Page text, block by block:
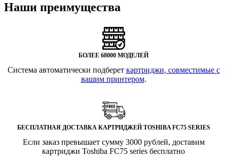
Наши преимущества
БОЛЕЕ 68000 МОДЕЛЕЙ
Система автоматически подберет картриджи, совместимые с
вашим принтером.
БЕСПЛАТНАЯ ДОСТАВКА КАРТРИДЖЕЙ TOSHIBA FC75 SERIES
Если заказ превышает сумму 3000 рублей, доставим
картриджи Toshiba FC75 series бесплатно